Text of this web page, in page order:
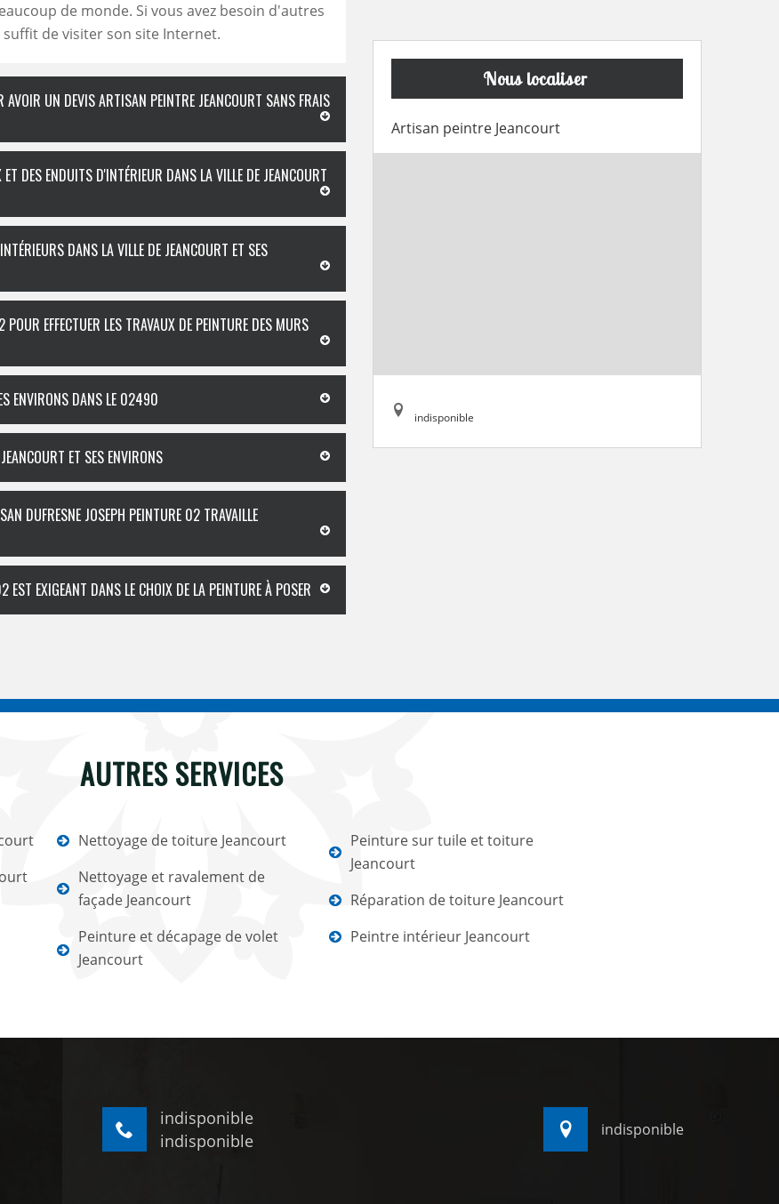
de monde. Si vous avez besoin d'autres
de visiter son site Internet.
UN DEVIS ARTISAN PEINTRE JEANCOURT SANS FRAIS
DES ENDUITS D'INTÉRIEUR DANS LA VILLE DE JEANCOURT
DANS LA VILLE DE JEANCOURT ET SES
EFFECTUER LES TRAVAUX DE PEINTURE DES MURS
ENVIRONS DANS LE 02490
ET SES ENVIRONS
DUFRESNE JOSEPH PEINTURE 02 TRAVAILLE
EST EXIGEANT DANS LE CHOIX DE LA PEINTURE À POSER
Nous localiser
Artisan peintre Jeancourt
indisponible
AUTRES SERVICES
Nettoyage de toiture Jeancourt
Nettoyage et ravalement de
façade Jeancourt
Peinture et décapage de volet
Jeancourt
Peinture sur tuile et toiture
Jeancourt
Réparation de toiture Jeancourt
Peintre intérieur Jeancourt
indisponible
indisponible
indisponible